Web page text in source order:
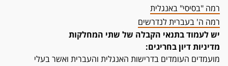
רמה "בסיסי" באנגלית
רמה ה' בעברית לנדרשים
יש לעמוד בתנאי הקבלה של שתי המחלקות
מדיניות דיון בחריגים:
מועמדים העומדים בדרישות האנגלית והעברית ואשר בעלי